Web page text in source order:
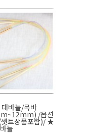
바늘/목바
/옵션
셋트상품포함)/ ★
늘